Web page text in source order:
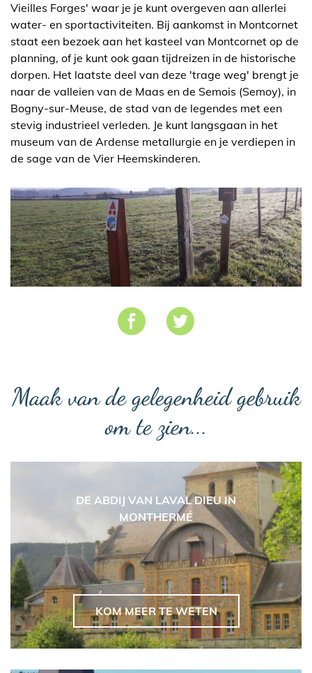
Vieilles Forges' waar je je kunt overgeven aan allerlei
water- en sportactiviteiten. Bij aankomst in Montcornet
staat een bezoek aan het kasteel van Montcornet op de
planning, of je kunt ook gaan tijdreizen in de historische
dorpen. Het laatste deel van deze 'trage weg' brengt je
naar de valleien van de Maas en de Semois (Semoy), in
Bogny-sur-Meuse, de stad van de legendes met een
stevig industrieel verleden. Je kunt langsgaan in het
museum van de Ardense metallurgie en je verdiepen in
de sage van de Vier Heemskinderen.
Maak van de gelegenheid gebruik
om te zien...
DE ABDIJ VAN LAVAL DIEU IN
MONTHERMÉ
KOM MEER TE WETEN